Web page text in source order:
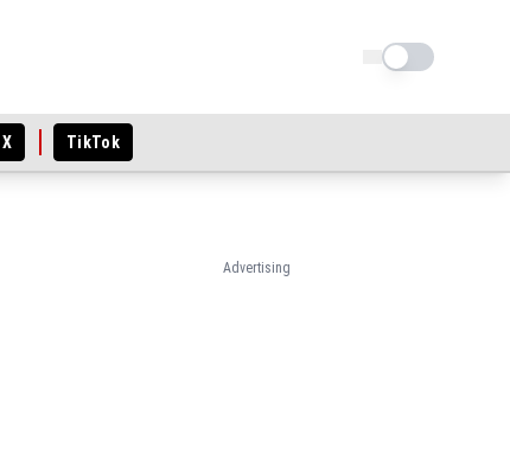
Schimba tema
X TikTok
Advertising